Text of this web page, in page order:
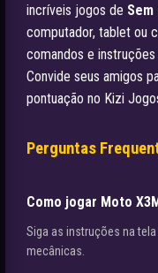
incríveis jogos de
computador, tablet ou
comandos e
Convide seus amigos
pontuação no Kizi
Perguntas
Como jogar Moto
Siga as instruções na
mecânicas.